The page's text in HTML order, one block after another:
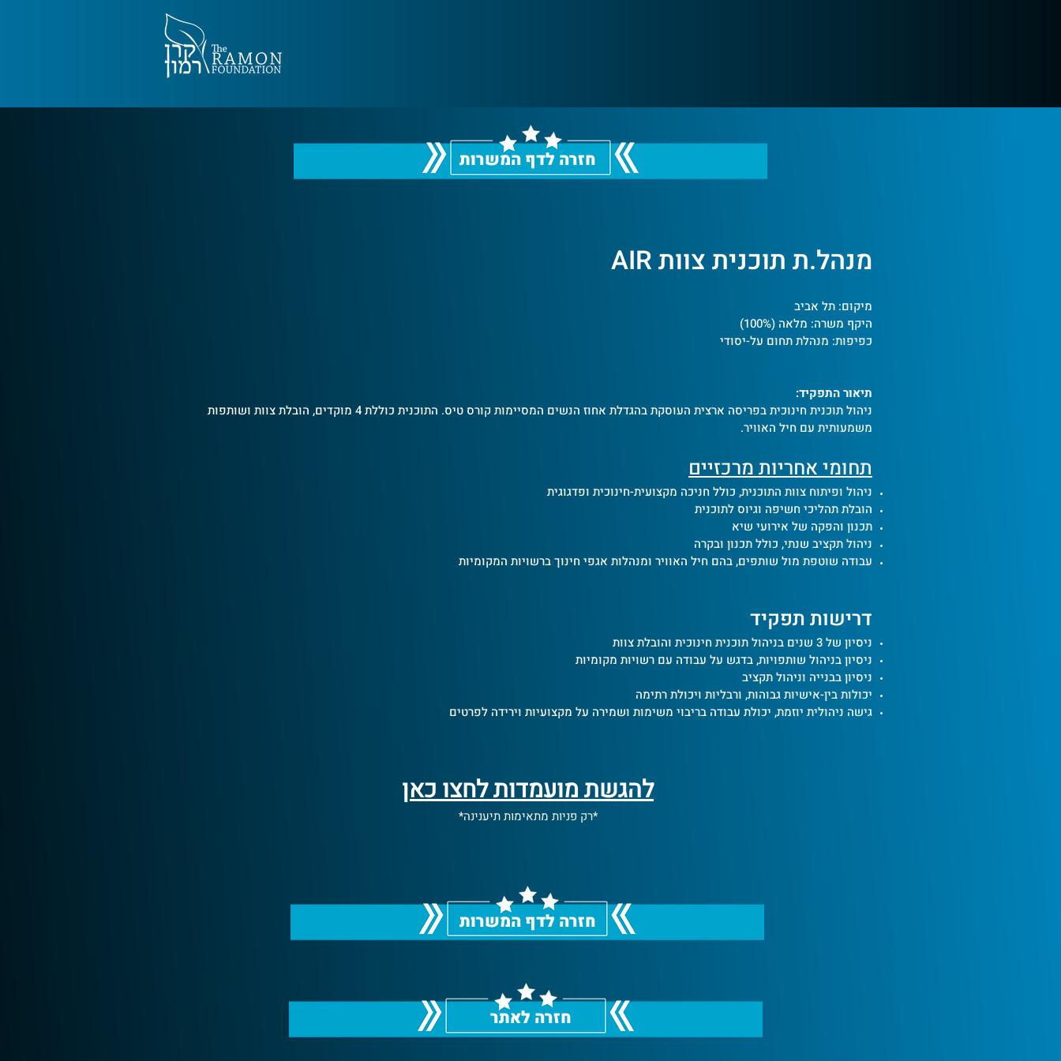
חזרה לדף המשרות
מנהל.ת תוכנית צוות AIR
מיקום: תל אביב
היקף משרה: מלאה (100%)
כפיפות: מנהלת תחום על-יסודי
תיאור התפקיד:
ניהול תוכנית חינוכית בפריסה ארצית העוסקת בהגדלת אחוז הנשים המסיימות קורס טיס. התוכנית כוללת 4 מוקדים, הובלת צוות ושותפות
משמעותית עם חיל האוויר.
תחומי אחריות מרכזיים
ניהול ופיתוח צוות התוכנית, כולל חניכה מקצועית-חינוכית ופדגוגית
הובלת תהליכי חשיפה וגיוס לתוכנית
תכנון והפקה של אירועי שיא
ניהול תקציב שנתי, כולל תכנון ובקרה
עבודה שוטפת מול שותפים, בהם חיל האוויר ומנהלות אגפי חינוך ברשויות המקומיות
דרישותתפקיד
ניסיון של 3 שנים בניהול תוכנית חינוכית והובלת צוות
ניסיון בניהול שותפויות, בדגש על עבודה עם רשויות מקומיות
ניסיון בבנייה וניהול תקציב
יכולות בין-אישיות גבוהות, ורבליות ויכולת רתימה
גישה ניהולית יוזמת, יכולת עבודה בריבוי משימות ושמירה על מקצועיות וירידה לפרטים
להגשת מועמדות לחצו כאן
*רק פניות מתאימות תיענינה*
חזרה לדף המשרות
חזרה לאתר